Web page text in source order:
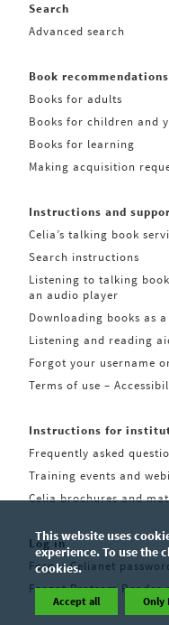
Search
Advanced search
Book recommendations
Books for adults
Books for children and
Books for learning
Making acquisition
Instructions and
Celia’s talking book
Search instructions
Listening to talking
an audio player
Downloading books as
Listening and reading
Forgot your username
Terms of use –
Instructions for
Frequently asked
Training events and
Celia brochures and
Log in
Forgot Celianet
Forgot Pratsam Reader
This website uses
experience. To use the
cookies.
Accept all Only